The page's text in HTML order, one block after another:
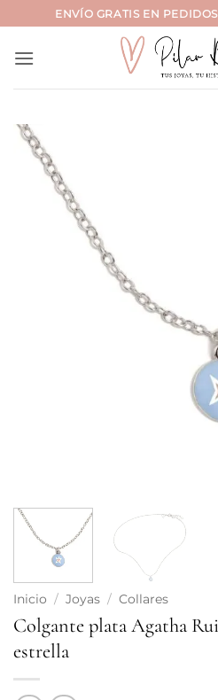
al
contenido
ENVÍO GRATIS EN
Inicio / Joyas / Collares
Colgante plata Agatha
estrella